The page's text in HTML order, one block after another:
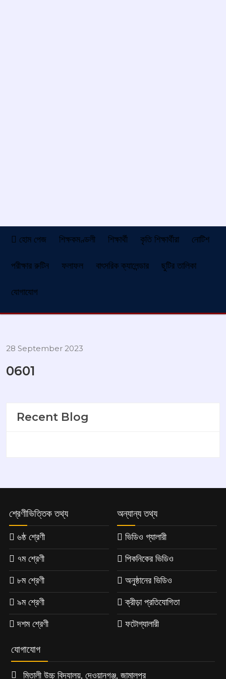
হোম পেজ শিক্ষকমণ্ডলী শিক্ষার্থী কৃতি শিক্ষার্থীরা নোটিশ
পরীক্ষার রুটিন ফলাফল বাৎসরিক ক্যালেন্ডার ছুটির তালিকা
যোগাযোগ
28 September 2023
0601
Recent Blog
শ্রেণীভিত্তিক তথ্য
৬ষ্ঠ শ্রেণী
৭ম শ্রেণী
৮ম শ্রেণী
৯ম শ্রেণী
দশম শ্রেণী
অন্যান্য তথ্য
ভিডিও গ্যালারী
পিকনিকের ভিডিও
অনুষ্ঠানের ভিডিও
ক্রীড়া প্রতিযোগিতা
ফটোগ্যালারী
যোগাযোগ
মিতালী উচ্চ বিদ্যালয়, দেওয়ানগঞ্জ, জামালপুর